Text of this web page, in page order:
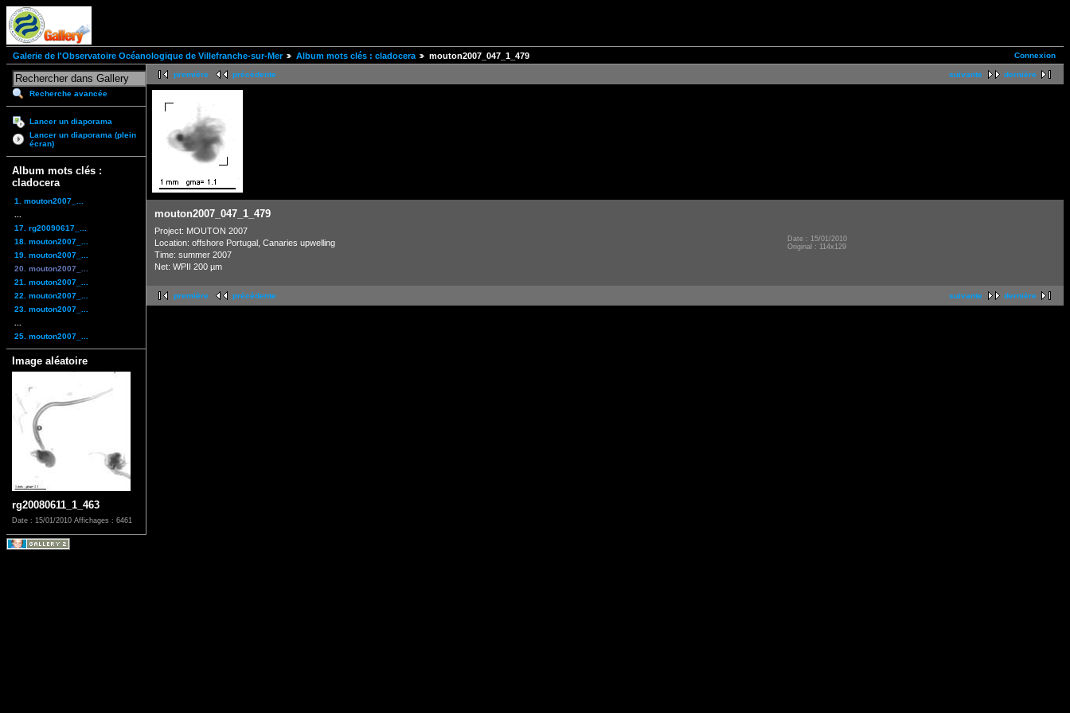
Connexion
Galerie de l'Observatoire Océanologique de Villefranche-sur-Mer Album mots clés : cladocera mouton2007_047_1_479
Recherche avancée
Lancer un diaporama
Lancer un diaporama (plein
écran)
Album mots clés :
cladocera
1. mouton2007_...
17. rg20090617_...
18. mouton2007_...
19. mouton2007_...
20. mouton2007_...
21. mouton2007_...
22. mouton2007_...
23. mouton2007_...
25. mouton2007_...
Image aléatoire
rg20080611_1_463
Date : 15/01/2010 Affichages : 6461
suivante dernière
première précédente
mouton2007_047_1_479
Project: MOUTON 2007
Location: offshore Portugal, Canaries upwelling
Time: summer 2007
Net: WPII 200 µm
Date : 15/01/2010
Original : 114x129
suivante dernière
première précédente